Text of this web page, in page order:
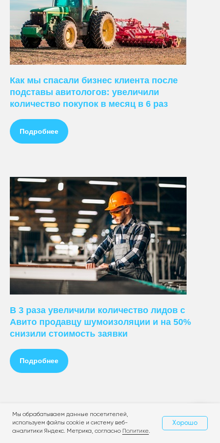
Как мы спасали бизнес клиента после
подставы авитологов: увеличили
количество покупок в месяц в 6 раз
Подробнее
В 3 раза увеличили количество лидов с
Авито продавцу шумоизоляции и на 50%
снизили стоимость заявки
Подробнее
ПРЕДЛАГАЕМ
Ведение контекстной рекламы
Настройка контекстной рекламы
Стоимость контекстной рекламы
Заказать контекстную рекламу
Ведение рекламы в Яндекс.Директ
Настройка рекламы в Яндекс.Директ
Стоимость рекламы в Яндекс.Директ
Свяжитесь с нами
Мы обрабатываем данные посетителей,
используем файлы cookie и систему веб-
аналитики Яндекс. Метрика, согласно Политике.
Хорошо